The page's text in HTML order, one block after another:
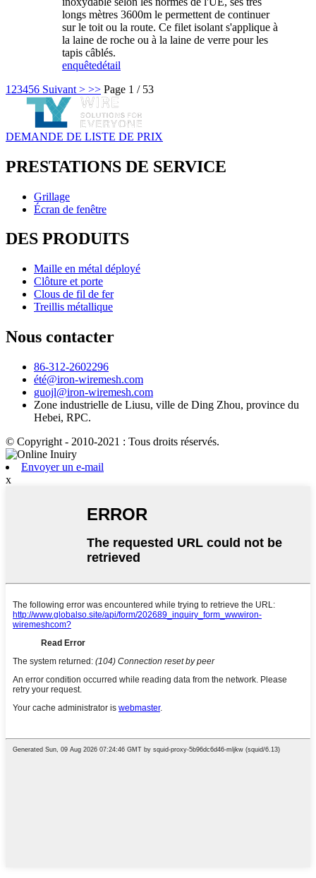
longs mètres 3600m le permettent de continuer
sur le toit ou la route. Ce filet isolant s'applique à
la laine de roche ou à la laine de verre pour les
tapis câblés.
enquêtedétail
1 23456 Suivant > >> Page 1 / 53
DEMANDE DE LISTE DE PRIX
PRESTATIONS DE SERVICE
Grillage
Écran de fenêtre
DES PRODUITS
Maille en métal déployé
Clôture et porte
Clous de fil de fer
Treillis métallique
Nous contacter
86-312-2602296
été@iron-wiremesh.com
guojl@iron-wiremesh.com
Zone industrielle de Liusu, ville de Ding Zhou, province du
Hebei, RPC.
© Copyright - 2010-2021 : Tous droits réservés.
Envoyer un e-mail
x